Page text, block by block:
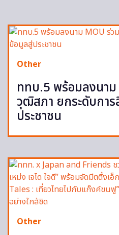
Other
ททบ.5 พร้อมลงนา
วุฒิสภา ยกระดับกา
ประชาชน
Other